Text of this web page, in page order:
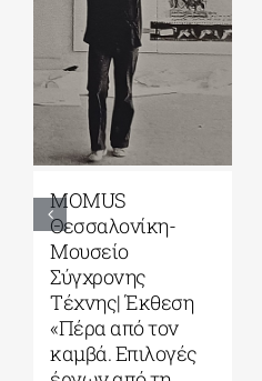
Γκαλερί
Ζουμπουλάκη|
Σοφία
Παπακώστα-
Things to hold| 17
Σεπτεμβρίου – 10
Οκτωβρίου 2026